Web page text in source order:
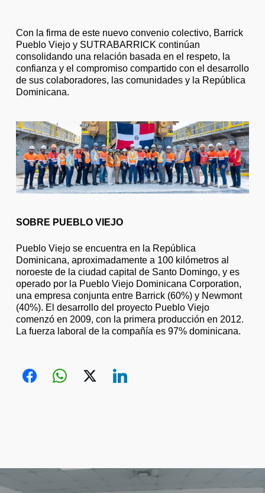
Con la firma de este nuevo convenio colectivo, Barrick
Pueblo Viejo y SUTRABARRICK continúan
consolidando una relación basada en el respeto, la
confianza y el compromiso compartido con el desarrollo
de sus colaboradores, las comunidades y la República
Dominicana.
SOBRE PUEBLO VIEJO
Pueblo Viejo se encuentra en la República
Dominicana, aproximadamente a 100 kilómetros al
noroeste de la ciudad capital de Santo Domingo, y es
operado por la Pueblo Viejo Dominicana Corporation,
una empresa conjunta entre Barrick (60%) y Newmont
(40%). El desarrollo del proyecto Pueblo Viejo
comenzó en 2009, con la primera producción en 2012.
La fuerza laboral de la compañía es 97% dominicana.